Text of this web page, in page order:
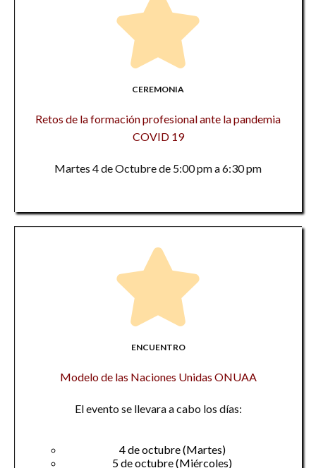
CEREMONIA
Retos de la formación profesional ante la pandemia
COVID 19
Martes 4 de Octubre de 5:00 pm a 6:30 pm
ENCUENTRO
Modelo de las Naciones Unidas ONUAA
El evento se llevara a cabo los días:
4 de octubre (Martes)
5 de octubre (Miércoles)